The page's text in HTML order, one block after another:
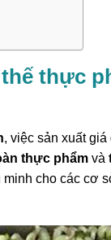
thực
, việc sản xuất
thực phẩm và
cho các cơ